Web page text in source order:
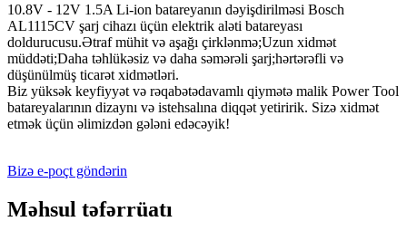
10.8V - 12V 1.5A Li-ion batareyanın dəyişdirilməsi Bosch
AL1115CV şarj cihazı üçün elektrik aləti batareyası
doldurucusu.Ətraf mühit və aşağı çirklənmə;Uzun xidmət
müddəti;Daha təhlükəsiz və daha səmərəli şarj;hərtərəfli və
düşünülmüş ticarət xidmətləri.
Biz yüksək keyfiyyət və rəqabətədavamlı qiymətə malik Power Tool
batareyalarının dizaynı və istehsalına diqqət yetiririk. Sizə xidmət
etmək üçün əlimizdən gələni edəcəyik!
Bizə e-poçt göndərin
Məhsul təfərrüatı